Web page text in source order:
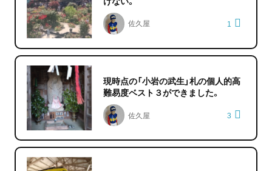
佐久屋 1
現時点の「小岩の武生」札の個人的高
難易度ベスト３ができました。
佐久屋 3